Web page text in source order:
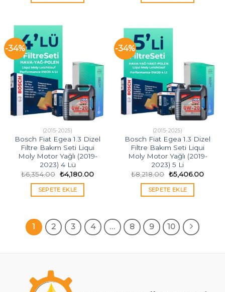
-34%
(2015-2025)
Bosch Fiat Egea 1.3 Dizel
Filtre Bakım Seti Liqui
Moly Motor Yağlı (2019-
2023) 4 Lü
₺6,354.00 Orijinal
fiyat:
₺6,354.00.
₺4,180.00Şu
SEPETE EKLE
-34%
(2015-2025)
Bosch Fiat Egea 1.3 Dizel
Filtre Bakım Seti Liqui
Moly Motor Yağlı (2019-
2023) 5 Li
₺8,218.00 Orijinal
fiyat:
₺8,218.00.
₺5,406.00Şu
SEPETE EKLE
1 2 3 4 … 8 9 10